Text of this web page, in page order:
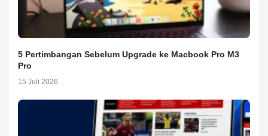
5 Pertimbangan Sebelum Upgrade ke Macbook Pro M3
Pro
15 Juli 2026